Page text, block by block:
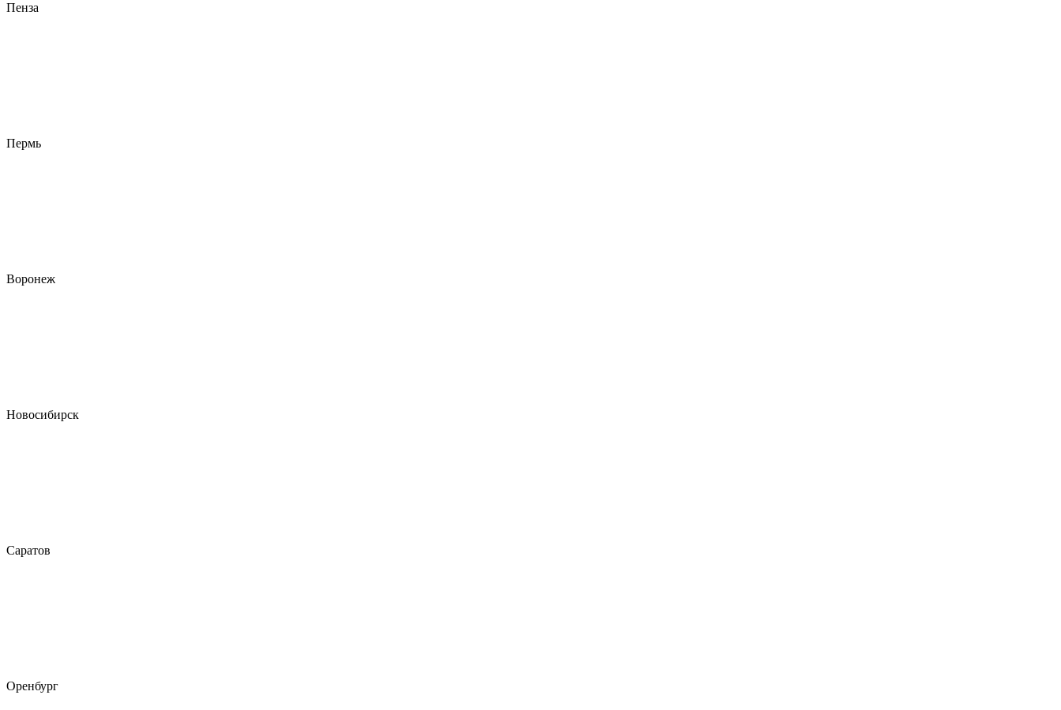
Пенза
Пермь
Воронеж
Новосибирск
Саратов
Оренбург